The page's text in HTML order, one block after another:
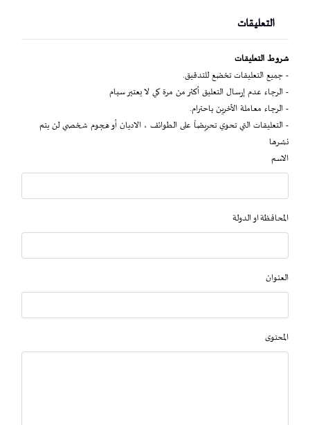
التعليقات
شروط التعليقات
- جميع التعليقات تخضع للتدقيق.
- الرجاء عدم إرسال التعليق أكثر من مرة كي لا يعتبر سبام
- الرجاء معاملة الآخرين باحترام.
- التعليقات التي تحوي تحريضاً على الطوائف ، الاديان أو هجوم شخصي لن يتم
نشرها
الاسم
المحافظة او الدولة
العنوان
المحتوى